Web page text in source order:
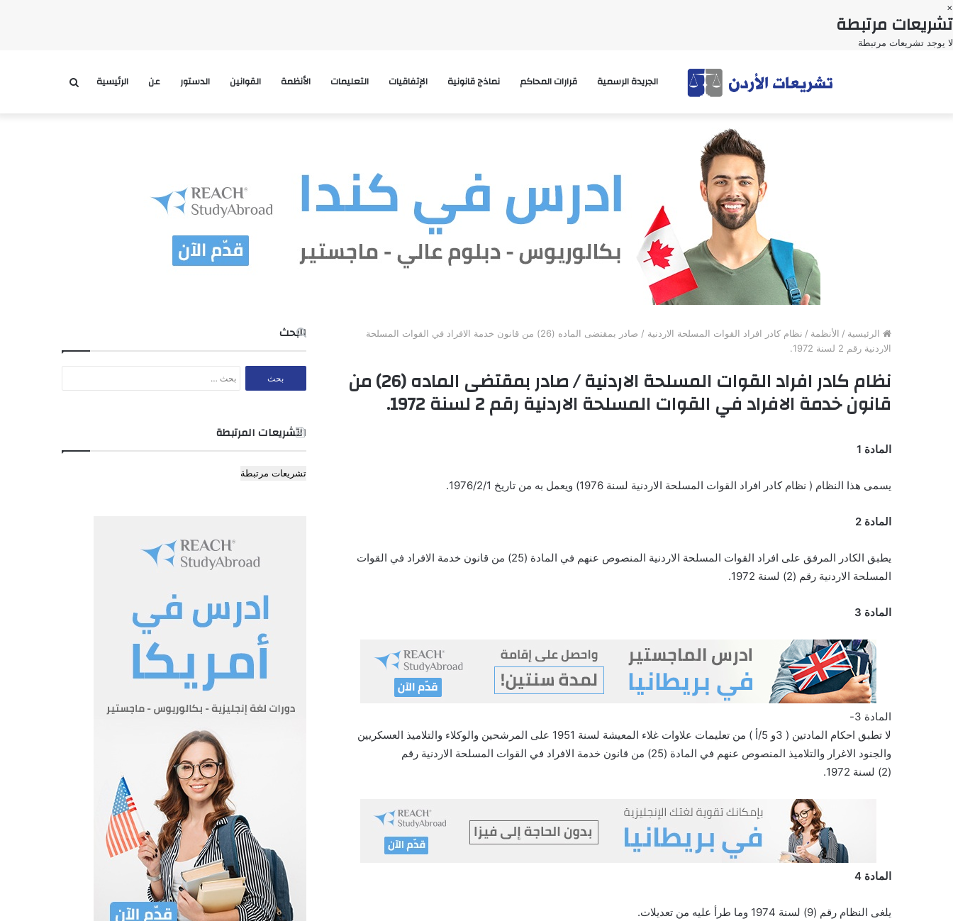
×
تشريعات مرتبطة
لا يوجد تشريعات مرتبطة
الرئيسية عن الدستور القوانين الأنظمة التعليمات الإتفاقيات نماذج قانونية قرارات المحاكم الجريدة الرسمية بحث
الرئيسية / الأنظمة /
نظام كادر افراد القوات المسلحة الاردنية / صادر بمقتضى الماده (26) من قانون خدمة الافراد في القوات المسلحة
الاردنية رقم 2 لسنة 1972.
نظام كادر افراد القوات المسلحة الاردنية / صادر بمقتضى الماده (26) من
قانون خدمة الافراد في القوات المسلحة الاردنية رقم 2 لسنة 1972.
المادة 1
يسمى هذا النظام ( نظام كادر افراد القوات المسلحة الاردنية لسنة 1976) ويعمل به من تاريخ 1976/2/1.
المادة 2
يطبق الكادر المرفق على افراد القوات المسلحة الاردنية المنصوص عنهم في المادة (25) من قانون خدمة الافراد في القوات
المسلحة الاردنية رقم (2) لسنة 1972.
المادة 3
المادة 3-
لا تطبق احكام المادتين ( 3و 5/أ ) من تعليمات علاوات غلاء المعيشة لسنة 1951 على المرشحين والوكلاء والتلاميذ العسكريين
والجنود الاغرار والتلاميذ المنصوص عنهم في المادة (25) من قانون خدمة الافراد في القوات المسلحة الاردنية رقم
(2) لسنة 1972.
المادة 4
يلغى النظام رقم (9) لسنة 1974 وما طرأ عليه من تعديلات.
البحث
التشريعات المرتبطة
تشريعات مرتبطة